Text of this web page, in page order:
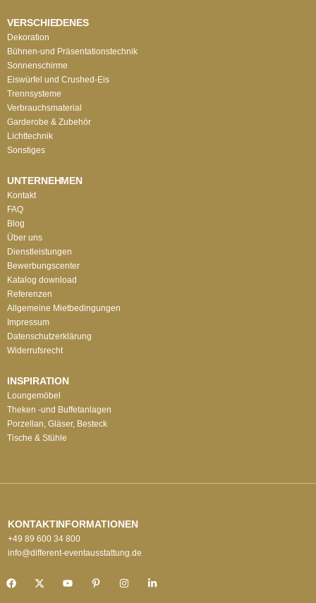
VERSCHIEDENES
Dekoration
Bühnen-und Präsentationstechnik
Sonnenschirme
Eiswürfel und Crushed-Eis
Trennsysteme
Verbrauchsmaterial
Garderobe & Zubehör
Lichttechnik
Sonstiges
UNTERNEHMEN
Kontakt
FAQ
Blog
Über uns
Dienstleistungen
Bewerbungscenter
Katalog download
Referenzen
Allgemeine Mietbedingungen
Impressum
Datenschutzerklärung
Widerrufsrecht
INSPIRATION
Loungemöbel
Theken -und Buffetanlagen
Porzellan, Gläser, Besteck
Tische & Stühle
KONTAKTINFORMATIONEN
+49 89 600 34 800
info@different-eventausstattung.de